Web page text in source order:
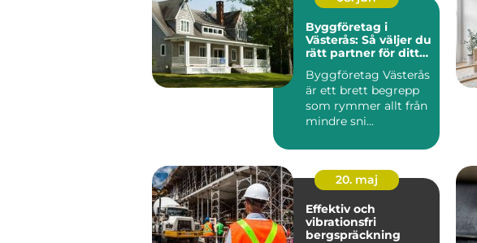
Byggföretag i
Västerås: Så väljer du
rätt partner för ditt
Byggföretag Västerås
är ett brett begrepp
som rymmer allt från
mindre sni...
20. maj
Effektiv och
vibrationsfri
bergspräckning